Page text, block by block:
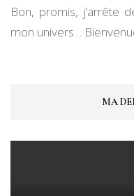
Bon, promis, j’arrête
mon univers…
MA